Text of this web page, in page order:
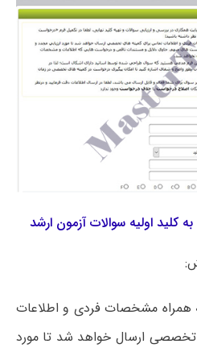
اولیه سوالات آزمون ارشد
همراه مشخصات فردی و اطلاعات
ارسال خواهد شد تا مورد